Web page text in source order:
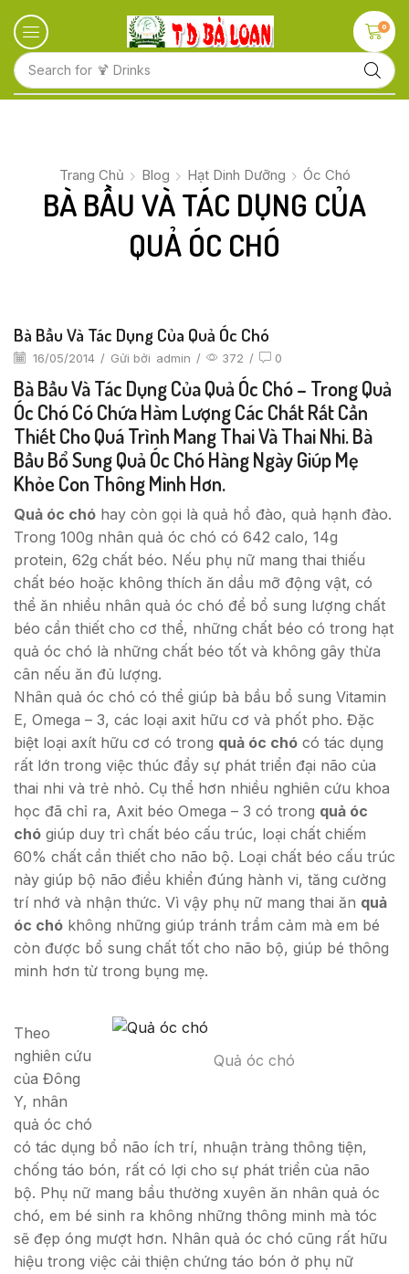
Search for 🍋 Fruits
0
Trang Chủ Blog Hạt Dinh Dưỡng Óc Chó
BÀ BẦU VÀ TÁC DỤNG CỦA
QUẢ ÓC CHÓ
Bà Bầu Và Tác Dụng Của Quả Óc Chó
16/05/2014 / Gửi bởi admin / 372 / 0
Bà Bầu Và Tác Dụng Của Quả Óc Chó – Trong Quả
Óc Chó Có Chứa Hàm Lượng Các Chất Rất Cần
Thiết Cho Quá Trình Mang Thai Và Thai Nhi. Bà
Bầu Bổ Sung Quả Óc Chó Hàng Ngày Giúp Mẹ
Khỏe Con Thông Minh Hơn.
Quả óc chó hay còn gọi là quả hồ đào, quả hạnh đào.
Trong 100g nhân quả óc chó có 642 calo, 14g
protein, 62g chất béo. Nếu phụ nữ mang thai thiếu
chất béo hoặc không thích ăn dầu mỡ động vật, có
thể ăn nhiều nhân quả óc chó để bổ sung lượng chất
béo cần thiết cho cơ thể, những chất béo có trong hạt
quả óc chó là những chất béo tốt và không gây thừa
cân nếu ăn đủ lượng.
Nhân quả óc chó có thể giúp bà bầu bổ sung Vitamin
E, Omega – 3, các loại axit hữu cơ và phốt pho. Đặc
biệt loại axít hữu cơ có trong quả óc chó có tác dụng
rất lớn trong việc thúc đẩy sự phát triển đại não của
thai nhi và trẻ nhỏ. Cụ thể hơn nhiều nghiên cứu khoa
học đã chỉ ra, Axit béo Omega – 3 có trong quả óc
chó giúp duy trì chất béo cấu trúc, loại chất chiếm
60% chất cần thiết cho não bộ. Loại chất béo cấu trúc
này giúp bộ não điều khiển đúng hành vi, tăng cường
trí nhớ và nhận thức. Vì vậy phụ nữ mang thai ăn quả
óc chó không những giúp tránh trầm cảm mà em bé
còn được bổ sung chất tốt cho não bộ, giúp bé thông
minh hơn từ trong bụng mẹ.
Quả óc chó
Theo
nghiên cứu
của Đông
Y, nhân
quả óc chó
có tác dụng bổ não ích trí, nhuận tràng thông tiện,
chống táo bón, rất có lợi cho sự phát triển của não
bộ. Phụ nữ mang bầu thường xuyên ăn nhân quả óc
chó, em bé sinh ra không những thông minh mà tóc
sẽ đẹp óng mượt hơn. Nhân quả óc chó cũng rất hữu
hiệu trong việc cải thiện chứng táo bón ở phụ nữ